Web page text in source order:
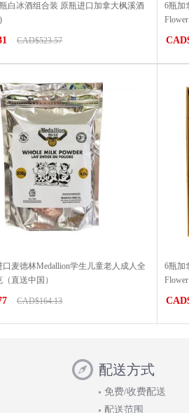
白冰酒组合装 原瓶进口加拿大枫溪酒
CAD$523.57
6瓶加
麦德林Medallion学生儿童老人成人全
直送中国）
CAD$164.13
6瓶加
Flower
配送方式
免费/收费配送
配送范围